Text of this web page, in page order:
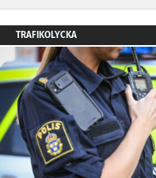
TRAFIKOLYCKA